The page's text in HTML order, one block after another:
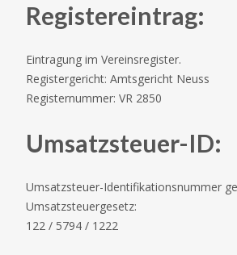
Registereintrag:
Eintragung im Vereinsregister.
Registergericht: Amtsgericht Neuss
Registernummer: VR 2850
Umsatzsteuer-ID:
Umsatzsteuer-Identifikationsnummer
Umsatzsteuergesetz:
122 / 5794 / 1222